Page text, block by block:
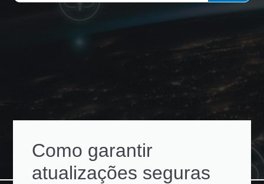
Como garantir
atualizações seguras